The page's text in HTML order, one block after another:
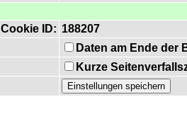
Cookie ID: 188207
Daten am Ende der
Kurze